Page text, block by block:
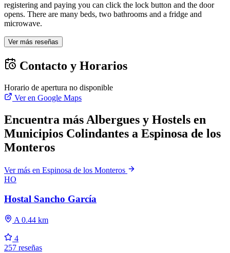
registering and paying you can click the lock button and the door
opens. There are many beds, two bathrooms and a fridge and
microwave.
Ver más reseñas
Contacto y Horarios
Horario de apertura no disponible
Ver en Google Maps
Encuentra más Albergues y Hostels en
Municipios Colindantes a Espinosa de los
Monteros
Ver más en Espinosa de los Monteros
HO
Hostal Sancho García
A 0.44 km
4
257 reseñas